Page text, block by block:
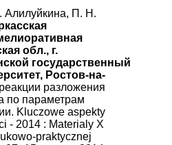
Алилуйкина, П. Н.
обл., г.
государственный
Ростов-на-
разложения
по параметрам
Kluczowe aspekty
- 2014 : Materialy X
praktycznej